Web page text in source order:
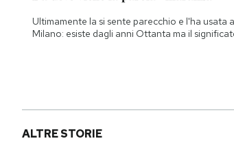
Notifiche mobile
Ultimamente la si sente parecchio e l'ha usata
Milano: esiste dagli anni Ottanta ma il
ALTRE STORIE